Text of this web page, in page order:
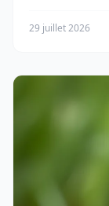
29 juillet 2026